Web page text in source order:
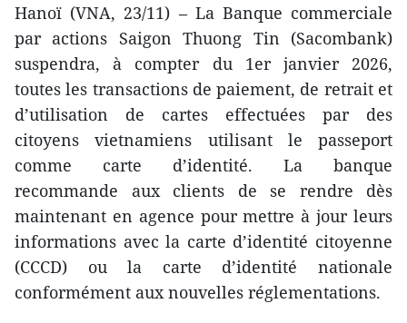
Hanoï (VNA, 23/11) – La Banque commerciale
par actions Saigon Thuong Tin (Sacombank)
suspendra, à compter du 1er janvier 2026,
toutes les transactions de paiement, de retrait et
d’utilisation de cartes effectuées par des
citoyens vietnamiens utilisant le passeport
comme carte d’identité. La banque
recommande aux clients de se rendre dès
maintenant en agence pour mettre à jour leurs
informations avec la carte d’identité citoyenne
(CCCD) ou la carte d’identité nationale
conformément aux nouvelles réglementations.